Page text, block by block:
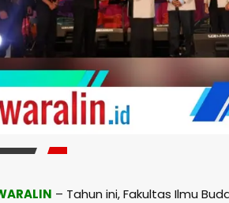
– Tahun ini, Fakultas Ilmu